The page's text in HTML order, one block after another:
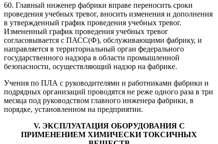
60. Главный инженер фабрики вправе переносить сроки
проведения учебных тревог, вносить изменения и дополнения
в утвержденный график проведения учебных тревог.
Измененный график проведения учебных тревог
согласовывается с ПАСС(Ф), обслуживающими фабрику, и
направляется в территориальный орган федерального
государственного надзора в области промышленной
безопасности, осуществляющий надзор на фабрике.
Учения по ПЛА с руководителями и работниками фабрики и
подрядных организаций проводятся не реже одного раза в три
месяца под руководством главного инженера фабрики, в
порядке, установленном на предприятии.
V. ЭКСПЛУАТАЦИЯ ОБОРУДОВАНИЯ С
ПРИМЕНЕНИЕМ ХИМИЧЕСКИ ТОКСИЧНЫХ